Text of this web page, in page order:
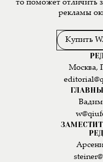
то поможет отличить
рекламы
Купить
Москва,